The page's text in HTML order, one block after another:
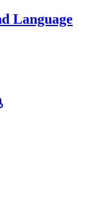
Language